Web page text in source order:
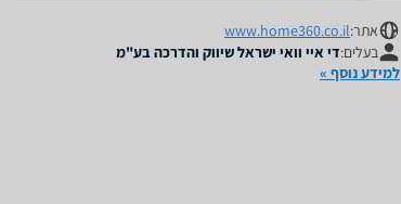
אתר:www.home360.co.il
בעלים:די איי וואי ישראל שיווק והדרכה בע"מ
למידע נוסף »